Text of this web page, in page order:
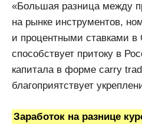
«Большая разница между
на рынке инструментов,
и процентными ставками
способствует притоку в
капитала в форме carry
благоприятствует
Заработок на разнице